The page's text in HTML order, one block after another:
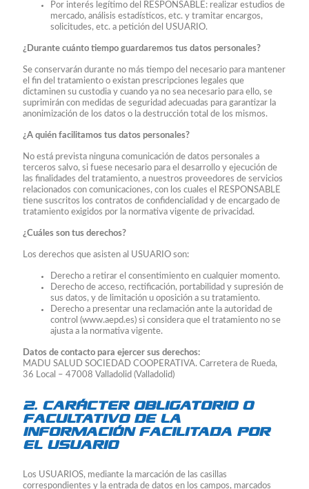
Por interés legítimo del RESPONSABLE: realizar estudios de
mercado, análisis estadísticos, etc. y tramitar encargos,
solicitudes, etc. a petición del USUARIO.
¿Durante cuánto tiempo guardaremos tus datos personales?
Se conservarán durante no más tiempo del necesario para mantener
el fin del tratamiento o existan prescripciones legales que
dictaminen su custodia y cuando ya no sea necesario para ello, se
suprimirán con medidas de seguridad adecuadas para garantizar la
anonimización de los datos o la destrucción total de los mismos.
¿A quién facilitamos tus datos personales?
No está prevista ninguna comunicación de datos personales a
terceros salvo, si fuese necesario para el desarrollo y ejecución de
las finalidades del tratamiento, a nuestros proveedores de servicios
relacionados con comunicaciones, con los cuales el RESPONSABLE
tiene suscritos los contratos de confidencialidad y de encargado de
tratamiento exigidos por la normativa vigente de privacidad.
¿Cuáles son tus derechos?
Los derechos que asisten al USUARIO son:
Derecho a retirar el consentimiento en cualquier momento.
Derecho de acceso, rectificación, portabilidad y supresión de
sus datos, y de limitación u oposición a su tratamiento.
Derecho a presentar una reclamación ante la autoridad de
control (www.aepd.es) si considera que el tratamiento no se
ajusta a la normativa vigente.
Datos de contacto para ejercer sus derechos:
MADU SALUD SOCIEDAD COOPERATIVA. Carretera de Rueda,
36 Local – 47008 Valladolid (Valladolid)
2. CARÁCTER OBLIGATORIO O
FACULTATIVO DE LA
INFORMACIÓN FACILITADA POR
EL USUARIO
Los USUARIOS, mediante la marcación de las casillas
correspondientes y la entrada de datos en los campos, marcados